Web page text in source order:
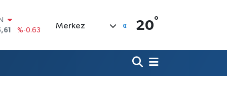
%0
%-0.08
Merkez 20°